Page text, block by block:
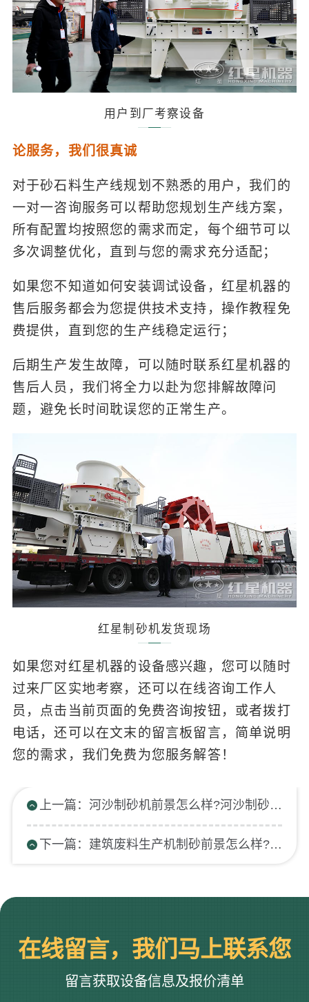
用户到厂考察设备
论服务，我们很真诚
对于砂石料生产线规划不熟悉的用户，我们的
一对一咨询服务可以帮助您规划生产线方案，
所有配置均按照您的需求而定，每个细节可以
多次调整优化，直到与您的需求充分适配；
如果您不知道如何安装调试设备，红星机器的
售后服务都会为您提供技术支持，操作教程免
费提供，直到您的生产线稳定运行；
后期生产发生故障，可以随时联系红星机器的
售后人员，我们将全力以赴为您排解故障问
题，避免长时间耽误您的正常生产。
红星制砂机发货现场
如果您对红星机器的设备感兴趣，您可以随时
过来厂区实地考察，还可以在线咨询工作人
员，点击当前页面的免费咨询按钮，或者拨打
电话，还可以在文末的留言板留言，简单说明
您的需求，我们免费为您服务解答！
上一篇：河沙制砂机前景怎么样?河沙制砂机的几种型号参数
下一篇：建筑废料生产机制砂前景怎么样?建筑垃圾制沙成本高吗
在线留言，我们马上联系您
留言获取设备信息及报价清单